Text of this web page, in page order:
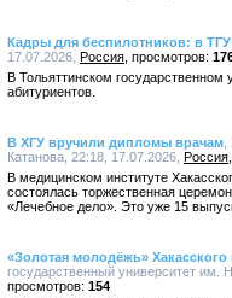
Кадры для беспилотников: в
17.07.2026, Россия
В Тольяттинском
абитуриентов.
В ХГУ вручили дипломы врачам
Катанова, 22:18, 17.07.2026, Россия
В медицинском институте
состоялась торжественная
«Лечебное дело». Это уже 15
«Золотая молодёжь» Хакасского
государственный университет им.
154